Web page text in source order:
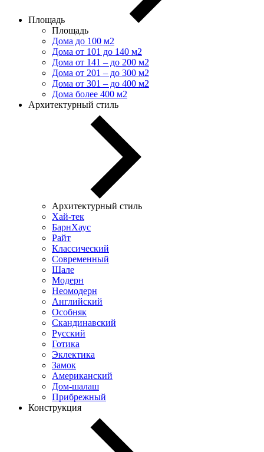
Площадь
Площадь
Дома до 100 м2
Дома от 101 до 140 м2
Дома от 141 – до 200 м2
Дома от 201 – до 300 м2
Дома от 301 – до 400 м2
Дома более 400 м2
Архитектурный стиль
Архитектурный стиль
Хай-тек
БарнХаус
Райт
Классический
Современный
Шале
Модерн
Неомодерн
Английский
Особняк
Скандинавский
Русский
Готика
Эклектика
Замок
Американский
Дом-шалаш
Прибрежный
Конструкция